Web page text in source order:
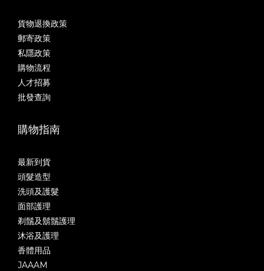
貨物退換政策
郵寄政策
私隱政策
購物流程
人才招募
批發查詢
購物指南
最新到貨
頭髮造型
洗頭及護髮
面部護理
剃鬚及鬍鬚護理
沐浴及護理
香體用品
JAAAM